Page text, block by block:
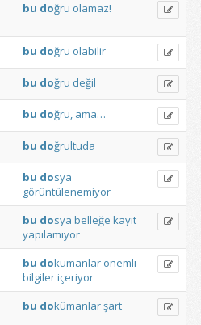
bu doğru olamaz!
bu doğru olabilir
bu doğru değil
bu doğru, ama…
bu doğrultuda
bu dosya
görüntülenemiyor
bu dosya belleğe kayıt
yapılamıyor
bu dokümanlar önemli
bilgileriçeriyor
bu dokümanlarşart